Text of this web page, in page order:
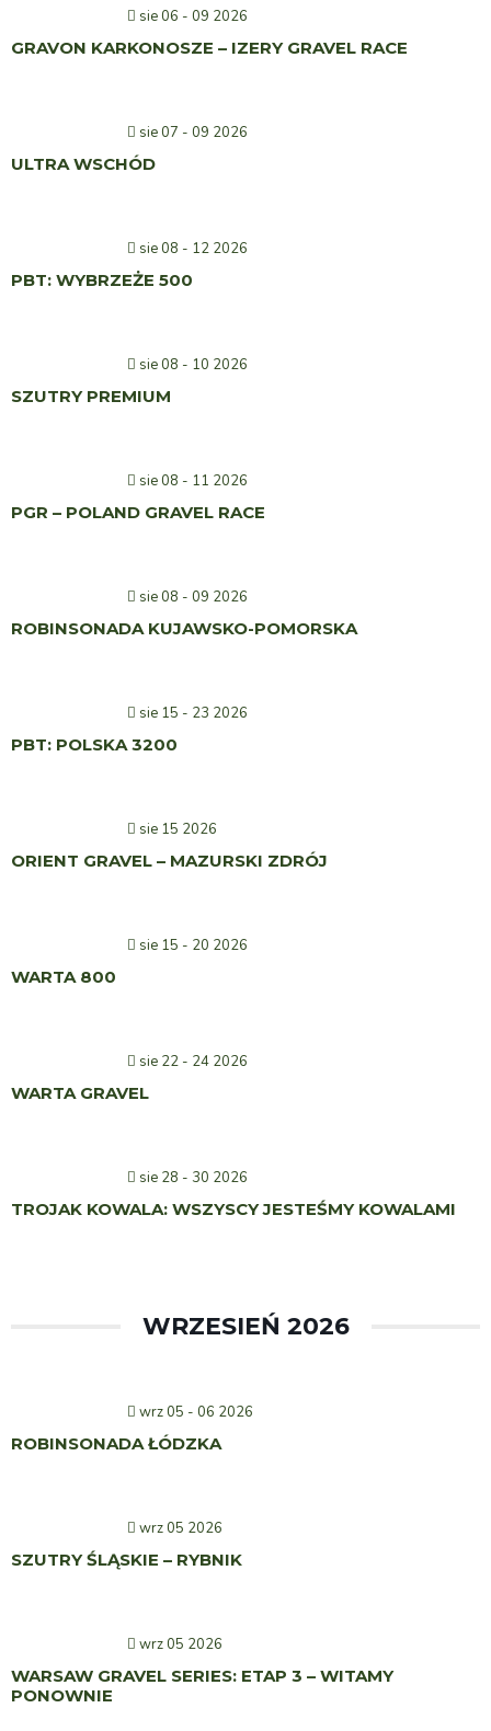
sie 06 - 09 2026
GRAVON KARKONOSZE – IZERY GRAVEL RACE
sie 07 - 09 2026
ULTRA WSCHÓD
sie 08 - 12 2026
PBT: WYBRZEŻE 500
sie 08 - 10 2026
SZUTRY PREMIUM
sie 08 - 11 2026
PGR – POLAND GRAVEL RACE
sie 08 - 09 2026
ROBINSONADA KUJAWSKO-POMORSKA
sie 15 - 23 2026
PBT: POLSKA 3200
sie 15 2026
ORIENT GRAVEL – MAZURSKI ZDRÓJ
sie 15 - 20 2026
WARTA 800
sie 22 - 24 2026
WARTA GRAVEL
sie 28 - 30 2026
TROJAK KOWALA: WSZYSCY JESTEŚMY KOWALAMI
WRZESIEŃ 2026
wrz 05 - 06 2026
ROBINSONADA ŁÓDZKA
wrz 05 2026
SZUTRY ŚLĄSKIE – RYBNIK
wrz 05 2026
WARSAW GRAVEL SERIES: ETAP 3 – WITAMY
PONOWNIE